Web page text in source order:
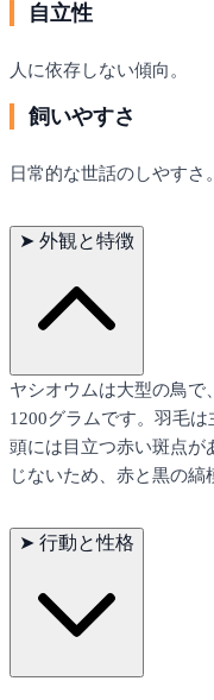
自立性
人に依存しない傾向。
飼いやすさ
日常的な世話のしやすさ。
➤ 外観と特徴
ヤシオウムは大型の鳥で
1200グラムです。羽毛は
頭には目立つ赤い斑点が
じないため、赤と黒の縞
➤ 行動と性格